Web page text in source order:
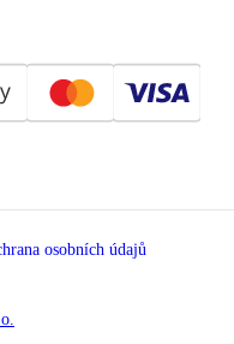
osobních údajů